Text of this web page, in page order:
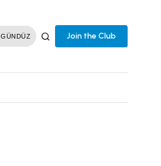
GÜNDÜZ Join the Club